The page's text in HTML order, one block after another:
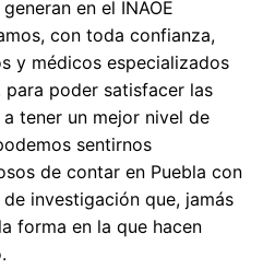
en el INAOE
con toda confianza,
y médicos especializados
poder satisfacer las
tener un mejor nivel de
sentirnos
de contar en Puebla con
investigación que, jamás
forma en la que hacen